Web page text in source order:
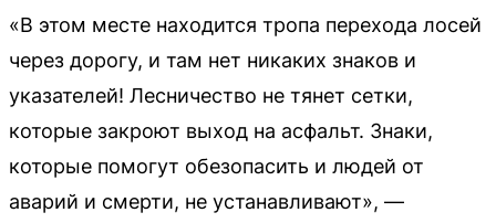
«В этом месте находится тропа перехода лосей
через дорогу, и там нет никаких знаков и
указателей! Лесничество не тянет сетки,
которые закроют выход на асфальт. Знаки,
которые помогут обезопасить и людей от
аварий и смерти, не устанавливают», —